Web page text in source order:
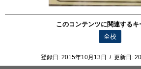
このコンテンツに関連するキ
全校
登録日: 2015年10月13日 / 更新日: